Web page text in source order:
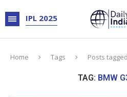
IPL 2025
Home Tags Posts
TAG: BMW